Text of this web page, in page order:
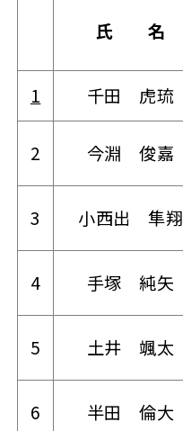
氏 名
1 千田 虎琉
2 今淵 俊嘉
3 小西出 隼翔
4 手塚 純矢
5 土井 颯太
6 半田 倫大